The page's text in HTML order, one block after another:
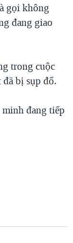
SÂM
THÔN MỸ
gọi không
đang giao
trong cuộc
đã bị sụp đổ.
đang tiếp